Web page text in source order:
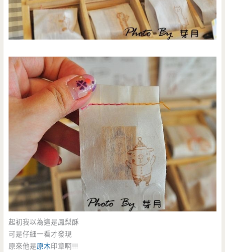
起初我以為這是鳳梨酥
可是仔細一看才發現
原來他是原木印章啊!!!